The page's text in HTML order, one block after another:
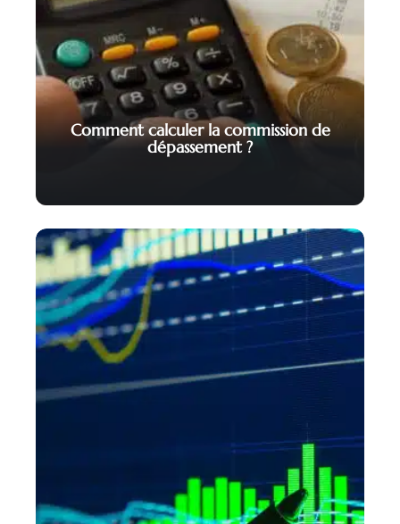
Comment calculer la commission de
dépassement ?